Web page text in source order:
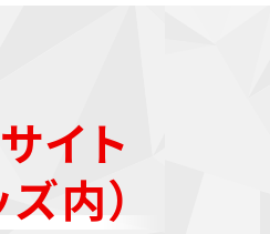
イト
内）